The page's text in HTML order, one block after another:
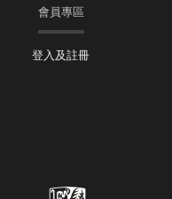
會員專區
登入及註冊